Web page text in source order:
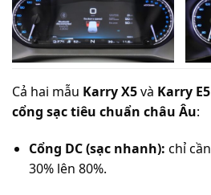
Cả hai mẫu Karry X5và Karry E5
cổng sạc tiêu chuẩn châu Âu:
Cổng DC (sạc nhanh): chỉ cần
30% lên 80%.